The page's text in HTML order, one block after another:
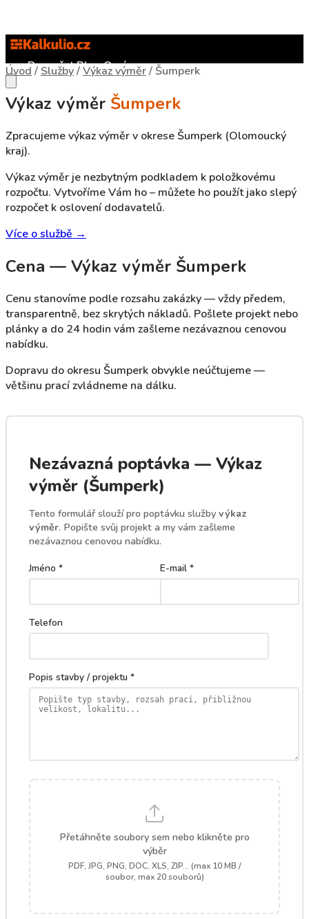
RozpočetBlogO nás
Úvod / Služby/Výkaz výměr/ Šumperk
Výkaz výměr Šumperk
Zpracujeme výkaz výměr v okrese Šumperk (Olomoucký
kraj).
Výkaz výměr je nezbytným podkladem k položkovému
rozpočtu. Vytvoříme Vám ho – můžete ho použít jako slepý
rozpočet k oslovení dodavatelů.
Více o službě →
Cena — Výkaz výměr Šumperk
Cenu stanovíme podle rozsahu zakázky — vždy předem,
transparentně, bez skrytých nákladů. Pošlete projekt nebo
plánky a do 24 hodin vám zašleme nezávaznou cenovou
nabídku.
Dopravu do okresu Šumperk obvykle neúčtujeme —
většinu prací zvládneme na dálku.
Nezávazná poptávka — Výkaz
výměr (Šumperk)
Tento formulář slouží pro poptávku služby výkaz
výměr. Popište svůj projekt a my vám zašleme
nezávaznou cenovou nabídku.
Jméno * E-mail *
Telefon
Popis stavby / projektu *
Přetáhněte soubory sem nebo klikněte pro
výběr
PDF, JPG, PNG, DOC, XLS, ZIP... (max 10 MB /
soubor, max 20 souborů)